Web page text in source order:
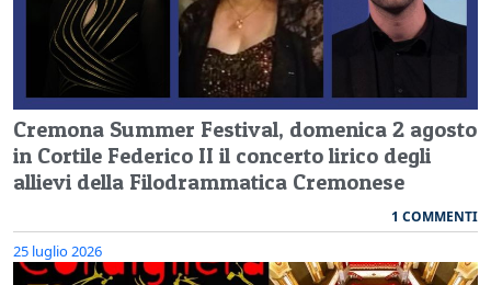
Cremona Summer Festival, domenica 2 agosto
in Cortile Federico II il concerto lirico degli
allievi della Filodrammatica Cremonese
1 COMMENTI
25 luglio 2026